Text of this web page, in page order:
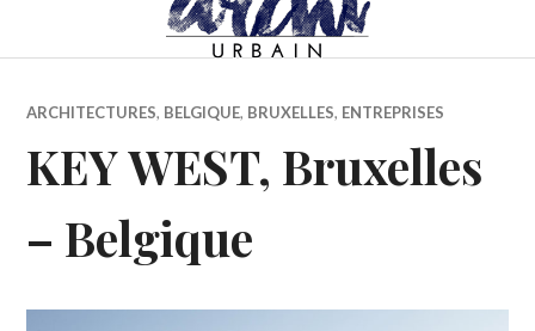
ARCHITECTURES, BELGIQUE, BRUXELLES, ENTREPRISES
KEY WEST, Bruxelles
– Belgique